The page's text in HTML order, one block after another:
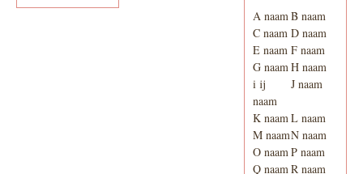
A naamB naam
C naam D naam
E naam F naam
G naamH naam
i ij
naam
J naam
K naamL naam
M naamN naam
O naamP naam
Q naamR naam